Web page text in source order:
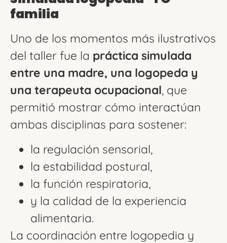
familia
Uno de los momentos más ilustrativos
del taller fue la práctica simulada
entre una madre, una logopeda y
una terapeuta ocupacional, que
permitió mostrar cómo interactúan
ambas disciplinas para sostener:
la regulación sensorial,
la estabilidad postural,
la función respiratoria,
y la calidad de la experiencia
alimentaria.
La coordinación entre logopedia y